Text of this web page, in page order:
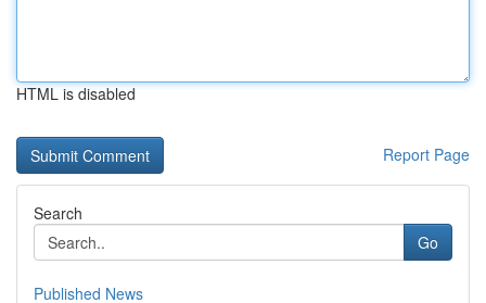
HTML is disabled
Report Page
Search
Go
Published News